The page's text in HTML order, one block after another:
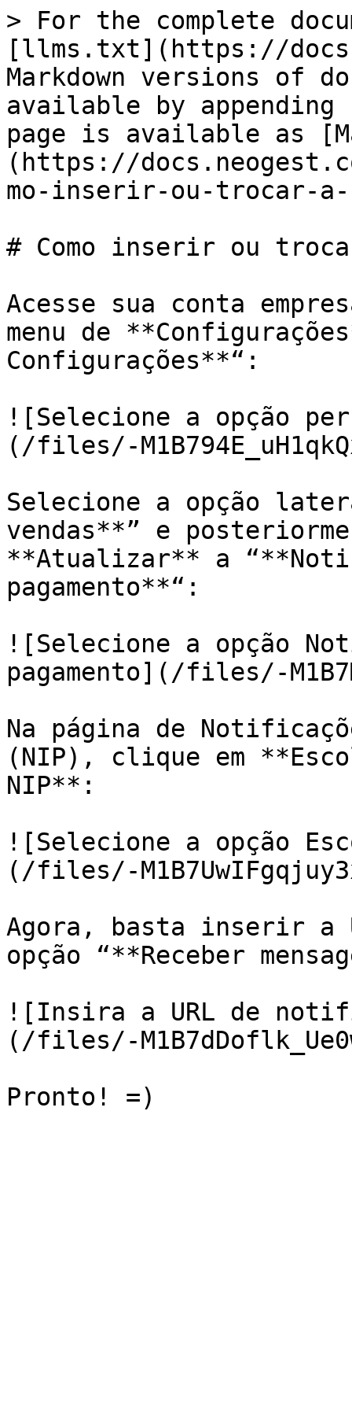
> For the complete
[llms.txt](https://
Markdown versions of
available by
page is available as
(https://
mo-inserir-ou-trocar-
# Como inserir ou
Acesse sua conta
menu de
Configurações**“:
![Selecione a opção
(/files/-
Selecione a opção
vendas**” e
**Atualizar** a
pagamento**“:
![Selecione a opção
pagamento](/files/-
Na página de
(NIP), clique em
NIP**:
![Selecione a opção
(/files/-
Agora, basta inserir a
opção “**Receber
![Insira a URL de
(/files/-